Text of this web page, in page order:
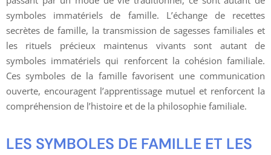
symboles immatériels de famille. L’échange de recettes
secrètes de famille, la transmission de sagesses familiales et
les rituels précieux maintenus vivants sont autant de
symboles immatériels qui renforcent la cohésion familiale.
Ces symboles de la famille favorisent une communication
ouverte, encouragent l’apprentissage mutuel et renforcent la
compréhension de l’histoire et de la philosophie familiale.
LES SYMBOLES DE FAMILLE ET LES